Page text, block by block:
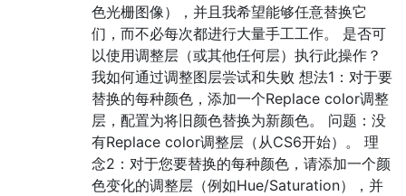
色光栅图像），并且我希望能够任意替换它
们，而不必每次都进行大量手工工作。 是否可
以使用调整层（或其他任何层）执行此操作？
我如何通过调整图层尝试和失败 想法1：对于要
替换的每种颜色，添加一个Replace color调整
层，配置为将旧颜色替换为新颜色。 问题：没
有Replace color调整层（从CS6开始）。 理
念2：对于您要替换的每种颜色，请添加一个颜
色变化的调整层（例如Hue/Saturation），并